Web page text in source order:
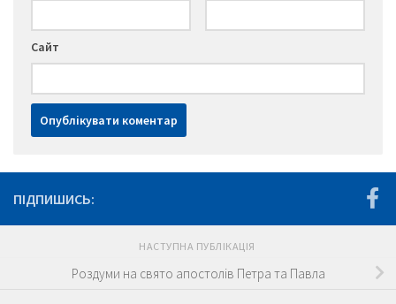
Сайт
ПІДПИШИСЬ:
НАСТУПНА ПУБЛІКАЦІЯ
Роздуми на свято апостолів Петра та Павла